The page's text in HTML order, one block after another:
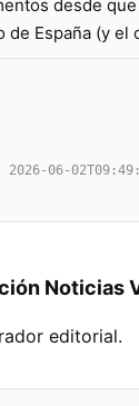
desde
de España (y el
06-
Noticias
editorial.